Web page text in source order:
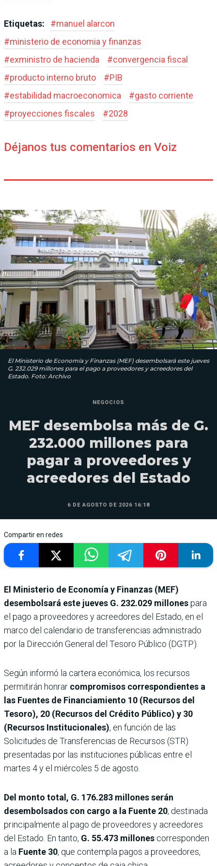
Etiquetas: #manuel alarcon
#ministerio de economia y finanzas
#exministro de hacienda #convergencia fiscal
#producto interno bruto #PIB
#estabilidad macroeconomica #gasto corriente
#proyecciones fiscales #2028
Déjanos tus comentarios en Voiz
El Ministerio de Economía y Finanzas (MEF) desembolsará este jueves
G. 232.029 millones para el pago a proveedores y acreedores del
Estado. Foto: Archivo
NEGOCIOS
MEF desembolsa más de G.
232.000 millones para
pagar a proveedores y
acreedores del Estado
6 DE AGOSTO DE 2026 16:18
Compartir en redes
El Ministerio de Economía y Finanzas (MEF)
desembolsará este jueves G. 232.029 millonespara
el pago a proveedores y acreedores del Estado, en el
marco del calendario de transferencias administrado
por la Dirección General del Tesoro Público (DGTP).
Según informó la cartera económica, los recursos
permitirán honrar compromisos correspondientes a
las Fuentes de Financiamiento 10 (Recursos del
Tesoro), 20 (Recursos del Crédito Público) y 30
(Recursos Institucionales), en función de las
Solicitudes de Transferencias de Recursos (STR)
presentadas por las instituciones públicas entre el
martes 4 y el miércoles 5 de agosto.
Del monto total, G. 176.283 millones serán
desembolsados con cargo a la Fuente 20, destinada
principalmente al pago de proveedores y acreedores
del Estado. En tanto, G. 55.473 millones corresponden
a la Fuente 30, que contempla pagos a proveedores,